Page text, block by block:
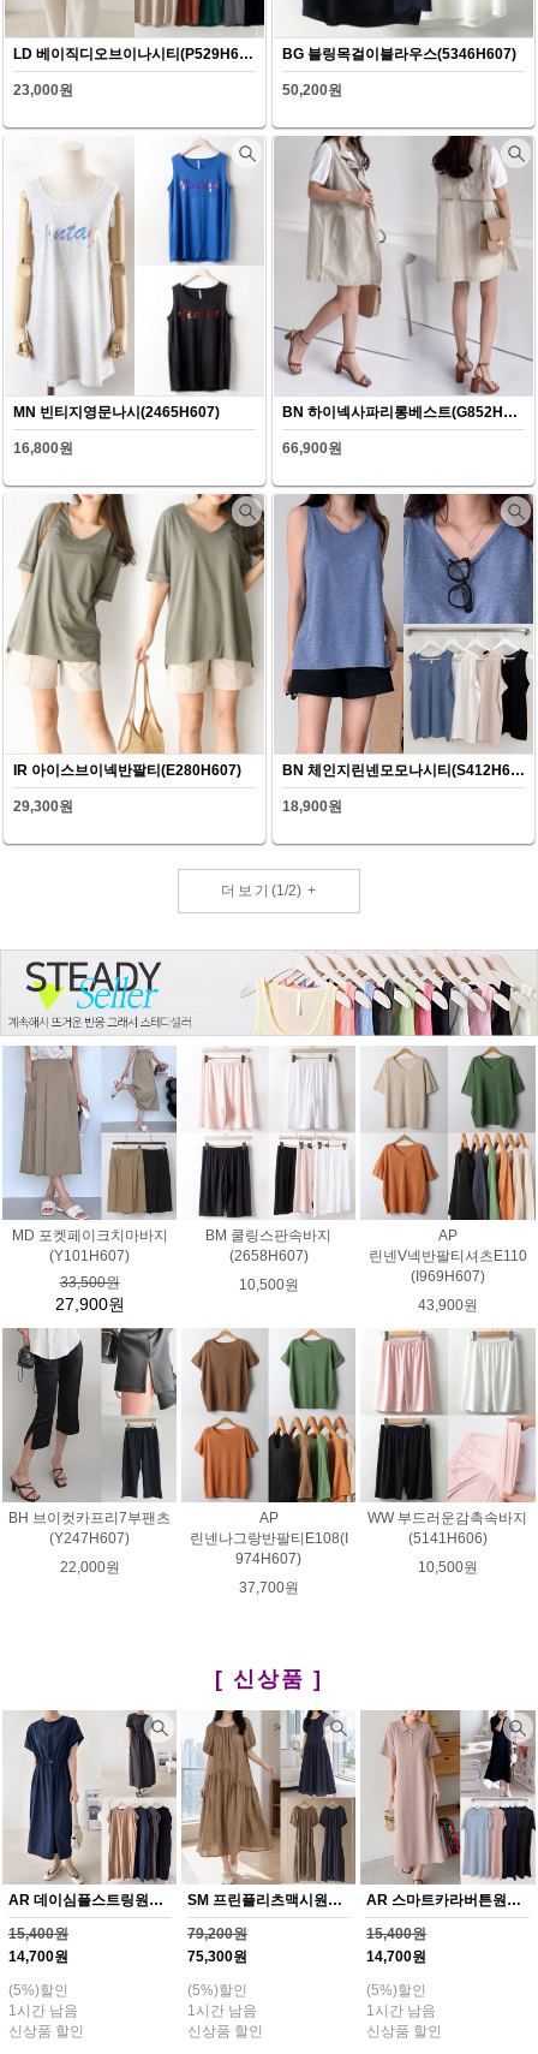
LD 베이직디오브이나시티(P529H607)
23,000원
BG 블링목걸이블라우스(5346H607)
50,200원
MN 빈티지영문나시(2465H607)
16,800원
BN 하이넥사파리롱베스트(G852H607)
66,900원
IR 아이스브이넥반팔티(E280H607)
29,300원
BN 체인지린넨모모나시티(S412H607)
18,900원
더보기 (1/2)+
MD 포켓페이크치마바지
(Y101H607)
33,500원
27,900원
BM 쿨링스판속바지
(2658H607)
10,500원
AP
린넨V넥반팔티셔츠E110
(I969H607)
43,900원
BH 브이컷카프리7부팬츠
(Y247H607)
22,000원
AP
린넨나그랑반팔티E108(I
974H607)
37,700원
WW 부드러운감촉속바지
(5141H606)
10,500원
[ 신상품 ]
AR 데이심플스트링원피스(Y371H608)
15,400원
14,700원
(5%)할인
1시간 남음
신상품 할인
SM 프린플리츠맥시원피스(Y369H608)
79,200원
75,300원
(5%)할인
1시간 남음
신상품 할인
AR 스마트카라버튼원피스(Y370H608)
15,400원
14,700원
(5%)할인
1시간 남음
신상품 할인